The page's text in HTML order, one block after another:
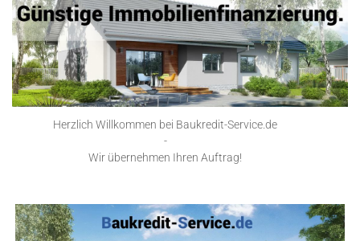
Herzlich Willkommen bei Baukredit-Service.de
-
Wir übernehmen Ihren Auftrag!